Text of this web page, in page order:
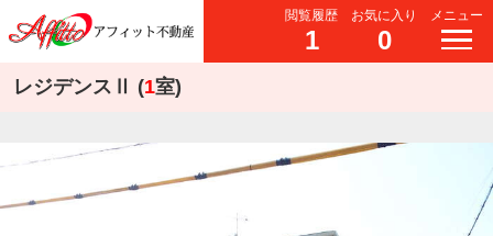
閲覧履歴
1
お気に入り
0
メニュー
レジデンスⅡ (1室)